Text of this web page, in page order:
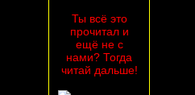
Ты всё это
прочитал и
ещё не с
нами? Тогда
читай дальше!